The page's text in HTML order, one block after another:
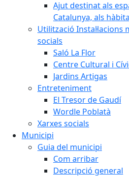
Ajut destinat als
Catalunya, als
Utilització Instal·lacions
socials
Saló La Flor
Centre Cultural i
Jardins Artigas
Entreteniment
El Tresor de Gaudí
Wordle Poblatà
Xarxes socials
Municipi
Guia del municipi
Com arribar
Descripció general